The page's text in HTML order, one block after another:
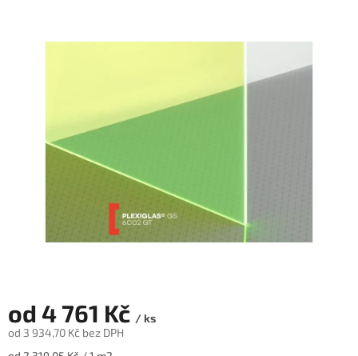
od 4 761 Kč / ks
od 3 934,70 Kč bez DPH